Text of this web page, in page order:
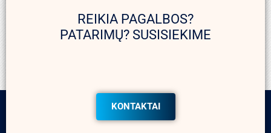
REIKIA PAGALBOS?
PATARIMŲ? SUSISIEKIME
KONTAKTAI